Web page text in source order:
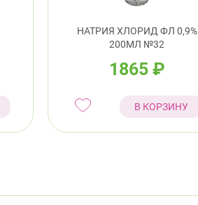
НАТРИЯ ХЛОРИД ФЛ 0,9%
200МЛ №32
1865 ₽
В КОРЗИНУ